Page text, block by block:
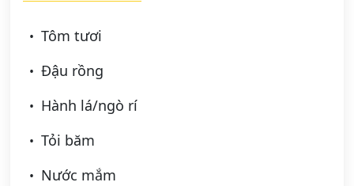
Tôm tươi
Đậu rồng
Hành lá/ngò rí
Tỏi băm
Nước mắm